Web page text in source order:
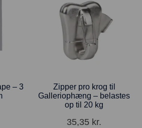
– 3
Zipper pro krog til
Galleriophæng – belastes
op til 20 kg
35,35 kr.